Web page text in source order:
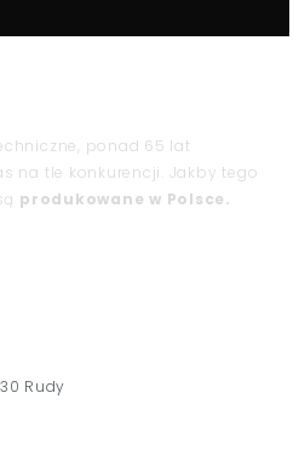
ponad 65 lat
na tle konkurencji. Jakby tego
produkowane w Polsce.
Rudy